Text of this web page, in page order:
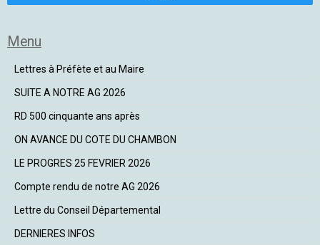
Menu
Lettres à Préfète et au Maire
SUITE A NOTRE AG 2026
RD 500 cinquante ans après
ON AVANCE DU COTE DU CHAMBON
LE PROGRES 25 FEVRIER 2026
Compte rendu de notre AG 2026
Lettre du Conseil Départemental
DERNIERES INFOS